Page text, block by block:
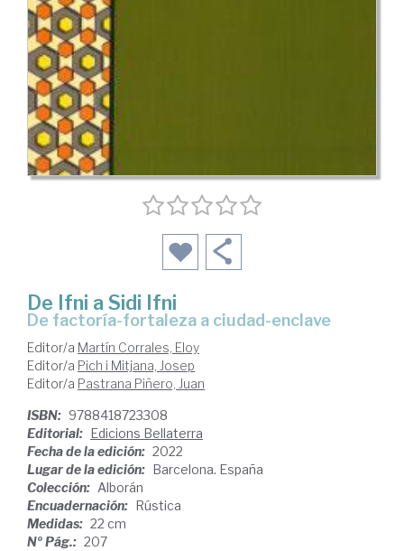
De Ifni a Sidi Ifni
de factoría-fortaleza a ciudad-enclave
Editor/a Martín Corrales, Eloy
Editor/a Pich i Mitjana, Josep
Editor/a Pastrana Piñero, Juan
ISBN: 9788418723308
Editorial: Edicions Bellaterra
Fecha de la edición: 2022
Lugar de la edición: Barcelona. España
Colección: Alborán
Encuadernación: Rústica
Medidas: 22 cm
Nº Pág.: 207